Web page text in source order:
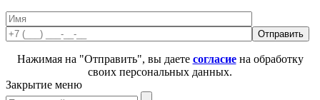
Нажимая на "Отправить", вы даете согласиена обработку
своих персональных данных.
Закрытие меню